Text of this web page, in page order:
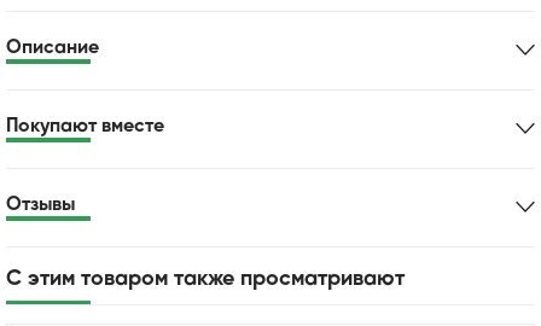
Описание
Покупают вместе
Отзывы
С этим товаром также просматривают